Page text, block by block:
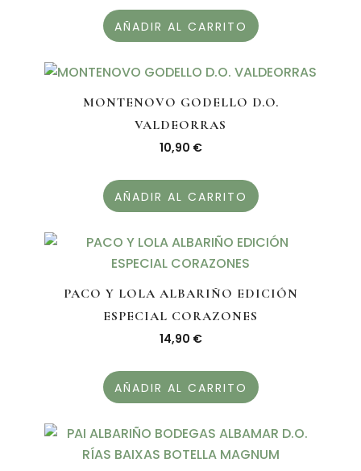
AÑADIR AL CARRITO
MONTENOVO GODELLO D.O.
VALDEORRAS
10,90 €
AÑADIR AL CARRITO
PACO Y LOLA ALBARIÑO EDICIÓN
ESPECIAL CORAZONES
14,90 €
AÑADIR AL CARRITO